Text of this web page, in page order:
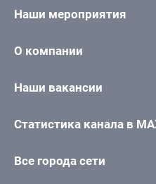
Наши мероприятия
О компании
Наши вакансии
Статистика канала в
Все города сети